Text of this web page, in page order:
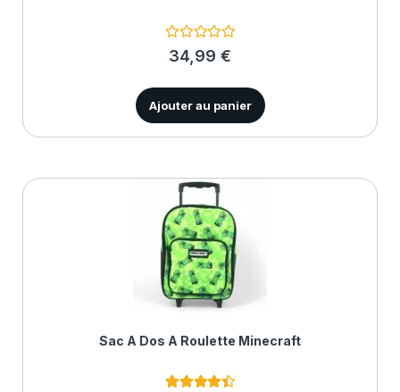
N
o
e
s
u
r
34,99 €
Ajouter au panier
Sac À Dos À Roulette Minecraft